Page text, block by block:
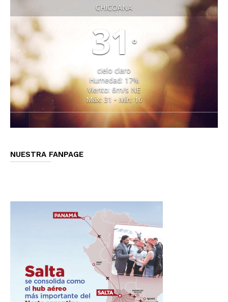
CHICOANA
31 °
cielo claro
Humedad: 17%
Viento: 6m/s NE
Máx: 31 • Mín: 16
NUESTRA FANPAGE